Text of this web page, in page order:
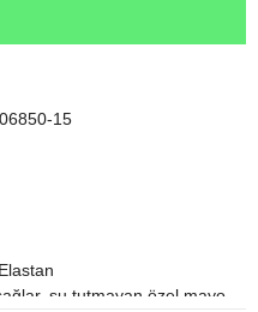
15
su tutmayan özel mayo